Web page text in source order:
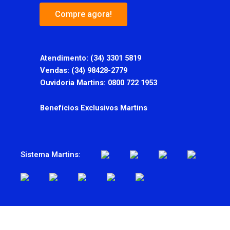
Compre agora!
Atendimento: (34) 3301 5819
Vendas: (34) 98428-2779
Ouvidoria Martins: 0800 722 1953
Benefícios Exclusivos Martins
Sistema Martins: